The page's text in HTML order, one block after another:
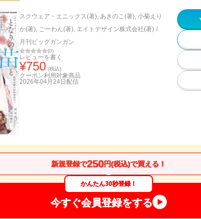
スクウェア・エニックス(著), あきのこ(著), 小菊えり
か(著), ごーわん(著), エイトデザイン株式会社(著) /
月刊ビッグガンガン
(0)
レビューを書く
¥750 (税込)
クーポン利用対象商品
2026年04月24日 配信
新規登録で250円(税込)で買える！
かんたん30秒登録！
今すぐ会員登録をする